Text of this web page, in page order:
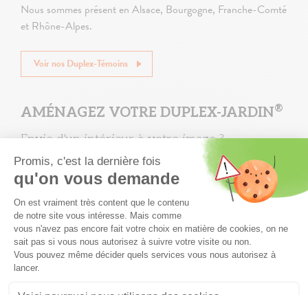
Nous sommes présent en Alsace, Bourgogne, Franche-Comté
et Rhône-Alpes.
Voir nos Duplex-Témoins
AMÉNAGEZ VOTRE DUPLEX-JARDIN®
Envie d'un intérieur à votre image ?